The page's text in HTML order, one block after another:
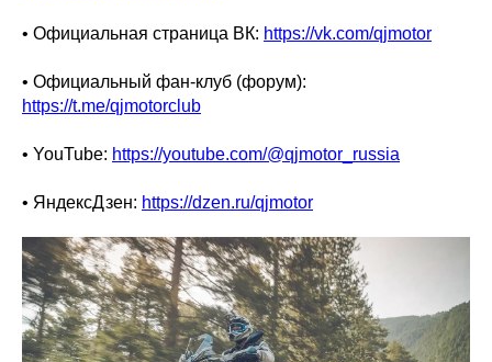
• Официальная страница ВК: https://vk.com/qjmotor
• Официальный фан-клуб (форум):
https://t.me/qjmotorclub
• YouTube: https://youtube.com/@qjmotor_russia
• ЯндексДзен: https://dzen.ru/qjmotor